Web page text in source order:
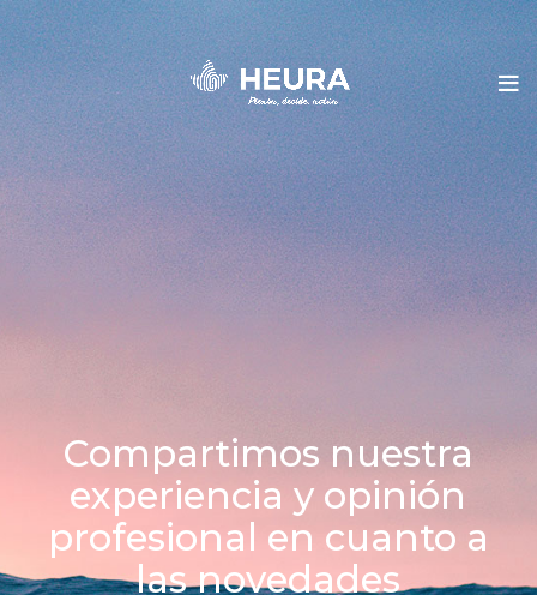
Compartimos nuestra
experiencia y opinión
profesional en cuanto a
las novedades